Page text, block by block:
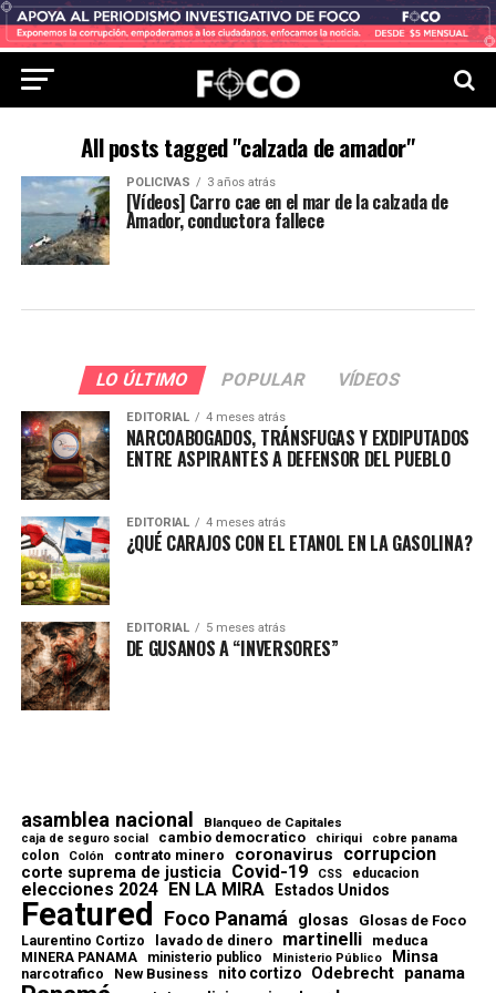
All posts tagged "calzada de amador"
POLICIVAS 3 años atrás
[Vídeos] Carro cae en el mar de la calzada de
Amador, conductora fallece
LO ÚLTIMO POPULAR VÍDEOS
EDITORIAL 4 meses atrás
NARCOABOGADOS, TRÁNSFUGAS Y EXDIPUTADOS
ENTRE ASPIRANTES A DEFENSOR DEL PUEBLO
EDITORIAL 4 meses atrás
¿QUÉ CARAJOS CON EL ETANOL EN LA GASOLINA?
EDITORIAL 5 meses atrás
DE GUSANOS A “INVERSORES”
asamblea nacional Blanqueo de Capitales
caja de seguro social cambio democratico chiriqui cobre panama
colon Colón contrato minero coronavirus corrupcion
corte suprema de justicia Covid-19 CSS educacion
elecciones 2024 EN LA MIRA Estados Unidos
Featured Foco Panamá glosas Glosas de Foco
Laurentino Cortizo lavado de dinero martinelli meduca
MINERA PANAMA ministerio publico Ministerio Público Minsa
narcotrafico New Business nito cortizo Odebrecht panama